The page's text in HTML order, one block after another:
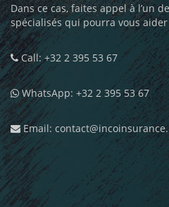
Dans ce cas, faites appel à l’un
spécialisés qui pourra vous
Call: +32 2 395 53 67
WhatsApp: +32 2 395 53 67
Email: